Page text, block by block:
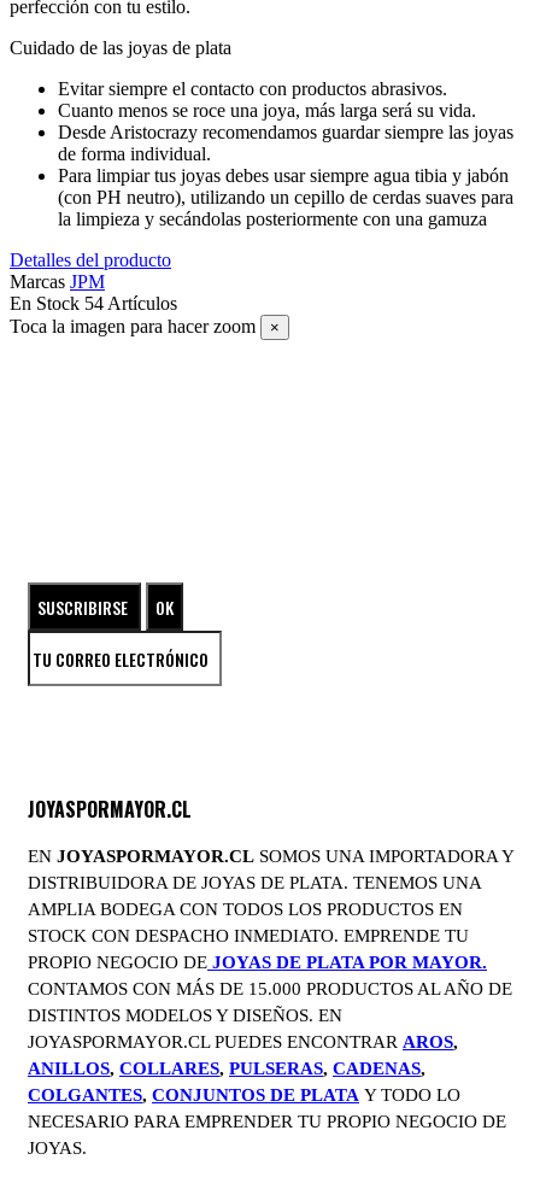
perfección con tu estilo.
Cuidado de las joyas de plata
Evitar siempre el contacto con productos abrasivos.
Cuanto menos se roce una joya, más larga será su vida.
Desde Aristocrazy recomendamos guardar siempre las joyas
de forma individual.
Para limpiar tus joyas debes usar siempre agua tibia y jabón
(con PH neutro), utilizando un cepillo de cerdas suaves para
la limpieza y secándolas posteriormente con una gamuza
Detalles del producto
Marcas JPM
En Stock 54 Artículos
Toca la imagen para hacer zoom
×
JOYASPORMAYOR.CL
EN JOYASPORMAYOR.CL SOMOS UNA IMPORTADORA Y
DISTRIBUIDORA DE JOYAS DE PLATA. TENEMOS UNA
AMPLIA BODEGA CON TODOS LOS PRODUCTOS EN
STOCK CON DESPACHO INMEDIATO. EMPRENDE TU
PROPIO NEGOCIO DE JOYAS DE PLATA POR MAYOR.
CONTAMOS CON MÁS DE 15.000 PRODUCTOS AL AÑO DE
DISTINTOS MODELOS Y DISEÑOS. EN
JOYASPORMAYOR.CL PUEDES ENCONTRAR AROS,
ANILLOS, COLLARES, PULSERAS, CADENAS,
COLGANTES, CONJUNTOS DE PLATA Y TODO LO
NECESARIO PARA EMPRENDER TU PROPIO NEGOCIO DE
JOYAS.